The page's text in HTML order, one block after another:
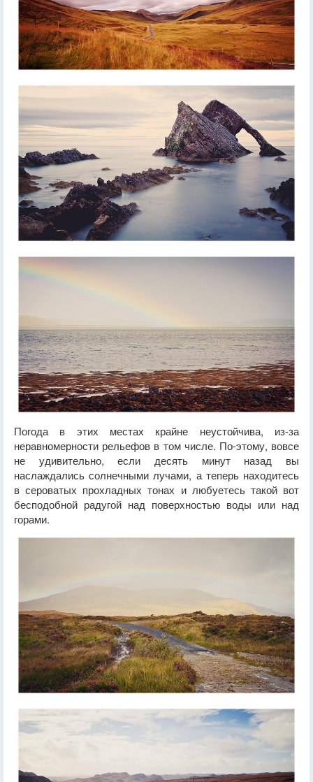
Погода в этих местах крайне неустойчива, из-за
неравномерности рельефов в том числе. По-этому, вовсе
не удивительно, если десять минут назад вы
наслаждались солнечными лучами, а теперь находитесь
в сероватых прохладных тонах и любуетесь такой вот
бесподобной радугой над поверхностью воды или над
горами.